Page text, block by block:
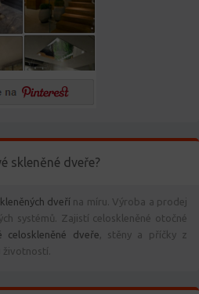
skleněné dveře?
dveří na míru. Výroba a prodej
systémů. Zajistí celoskleněné otočné
celoskleněné dveře, stěny a příčky z
životností.